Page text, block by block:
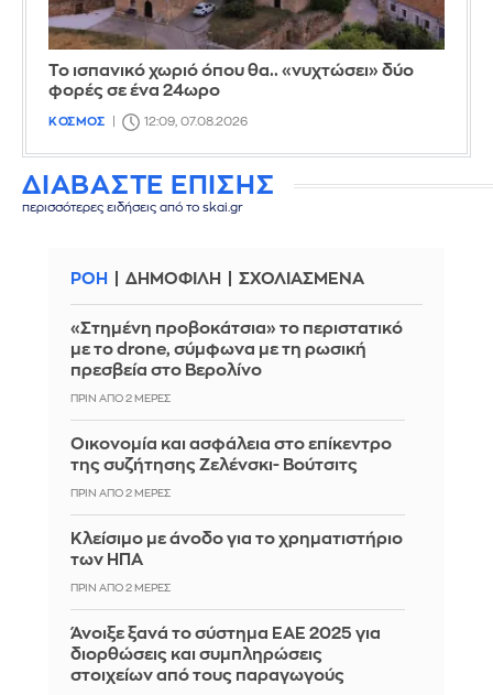
Το ισπανικό χωριό όπου θα.. «νυχτώσει» δύο
φορές σε ένα 24ωρο
ΚΟΣΜΟΣ 12:09, 07.08.2026
ΔΙΑΒΑΣΤΕ ΕΠΙΣΗΣ
περισσότερες ειδήσεις από το skai.gr
ΡΟΗ ΔΗΜΟΦΙΛΗ ΣΧΟΛΙΑΣΜΕΝΑ
«Στημένη προβοκάτσια» το περιστατικό
με το drone, σύμφωνα με τη ρωσική
πρεσβεία στο Βερολίνο
ΠΡΙΝ ΑΠΌ 2 ΜΈΡΕΣ
Οικονομία και ασφάλεια στο επίκεντρο
της συζήτησης Ζελένσκι- Βούτσιτς
ΠΡΙΝ ΑΠΌ 2 ΜΈΡΕΣ
Κλείσιμο με άνοδο για το χρηματιστήριο
των ΗΠΑ
ΠΡΙΝ ΑΠΌ 2 ΜΈΡΕΣ
Άνοιξε ξανά το σύστημα ΕΑΕ 2025 για
διορθώσεις και συμπληρώσεις
στοιχείων από τους παραγωγούς